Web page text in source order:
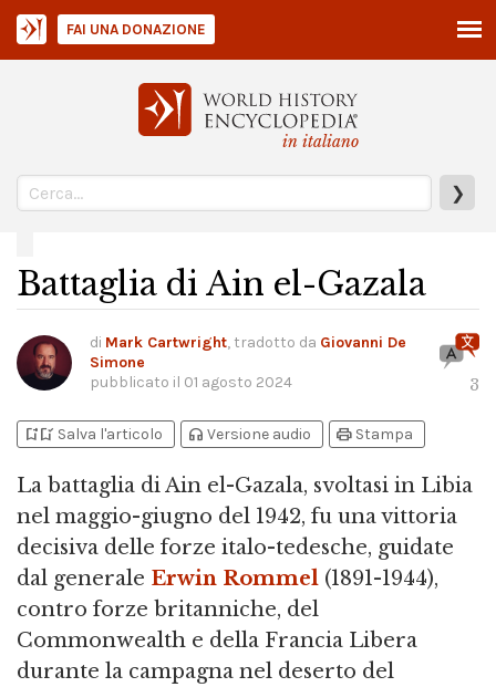
in italiano
❯
FAI UNA DONAZIONE
Battaglia di Ain el-Gazala
di Mark Cartwright, tradotto da Giovanni De
Simone
pubblicato il 01 agosto 2024 3
bookmark_addbookmark_added Salva l'articolo headphones Versione audio print Stampa
La battaglia di Ain el-Gazala, svoltasi in Libia
nel maggio-giugno del 1942, fu una vittoria
decisiva delle forze italo-tedesche, guidate
dal generale Erwin Rommel (1891-1944),
contro forze britanniche, del
Commonwealth e della Francia Libera
durante la campagna nel deserto del